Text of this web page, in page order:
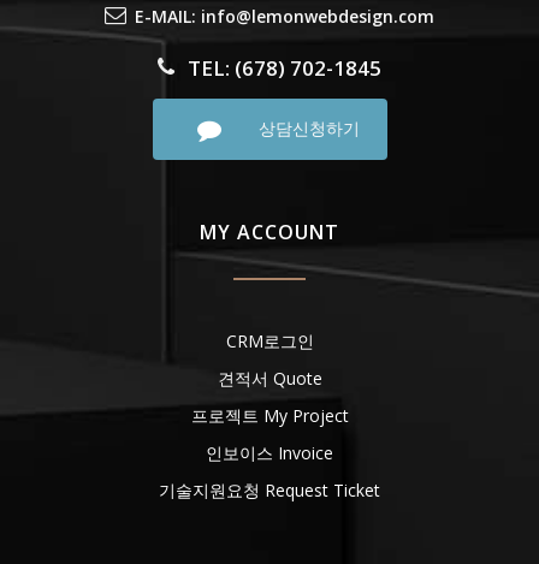
E-MAIL: info@lemonwebdesign.com
TEL: (678) 702-1845
상담신청하기
MY ACCOUNT
CRM로그인
견적서 Quote
프로젝트 My Project
인보이스 Invoice
기술지원요청 Request Ticket